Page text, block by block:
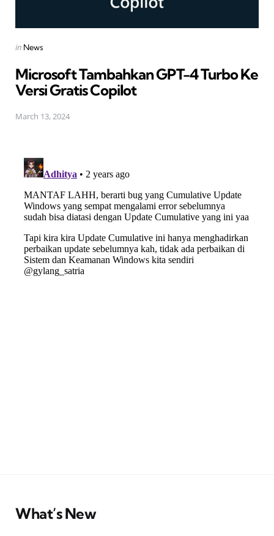
Posted
in News
Microsoft Tambahkan GPT-4 Turbo Ke
Versi Gratis Copilot
March 13, 2024
What’s New